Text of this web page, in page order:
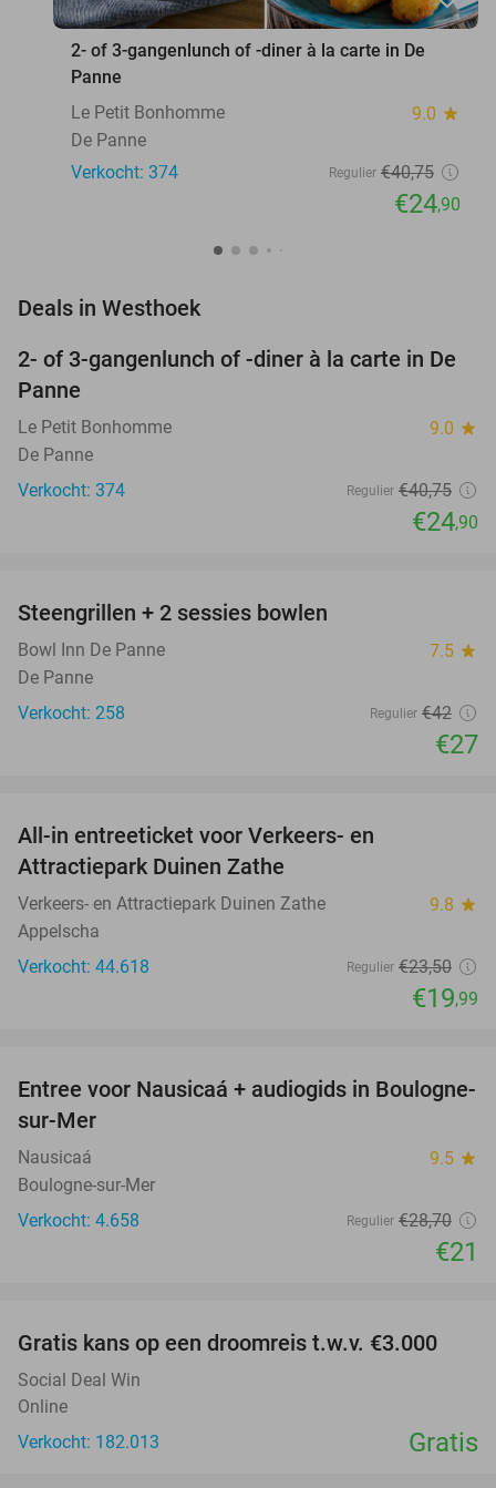
2- of 3-gangenlunch of -diner à la carte in De
Panne
Le Petit Bonhomme
9.0 star
De Panne
Verkocht: 374
Regulier €40,75
€24,90
Deals in Westhoek
39%
2- of 3-gangenlunch of -diner à la carte in De
Panne
Le Petit Bonhomme 9.0 star
De Panne
Verkocht: 374
Regulier €40,75
€24,90
Steengrillen + 2 sessies bowlen
Bowl Inn De Panne 7.5 star
De Panne
Verkocht: 258
Regulier €42
€27
All-in entreeticket voor Verkeers- en
Attractiepark Duinen Zathe
Verkeers- en Attractiepark Duinen Zathe 9.8 star
Appelscha
Verkocht: 44.618
Regulier €23,50
€19,99
27%
Entree voor Nausicaá + audiogids in Boulogne-
sur-Mer
Nausicaá 9.5 star
Boulogne-sur-Mer
Verkocht: 4.658
Regulier €28,70
€21
Gratis kans op een droomreis t.w.v. €3.000
Social Deal Win
Online
Verkocht: 182.013
Gratis